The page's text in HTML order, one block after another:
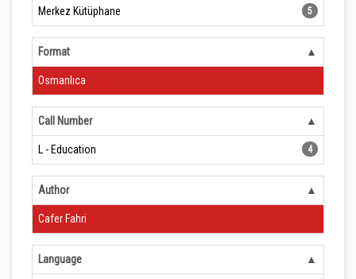
Merkez Kütüphane 5
Format
Osmanlıca
Call Number
L - Education 4
Author
Cafer Fahri
Language